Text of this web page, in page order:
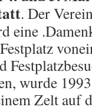
. Der
eine
wurde
Zelt auf